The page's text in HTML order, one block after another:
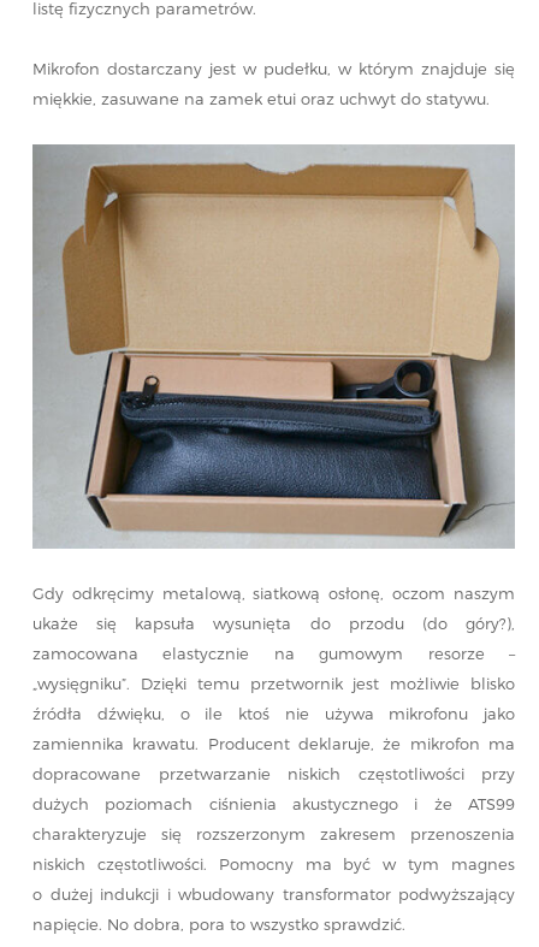
listę fizycznych parametrów.
Mikrofon dostarczany jest w pudełku, w którym znajduje się
miękkie, zasuwane na zamek etui oraz uchwyt do statywu.
Gdy odkręcimy metalową, siatkową osłonę, oczom naszym
ukaże się kapsuła wysunięta do przodu (do góry?),
zamocowana elastycznie na gumowym resorze –
„wysięgniku”. Dzięki temu przetwornik jest możliwie blisko
źródła dźwięku, o ile ktoś nie używa mikrofonu jako
zamiennika krawatu. Producent deklaruje, że mikrofon ma
dopracowane przetwarzanie niskich częstotliwości przy
dużych poziomach ciśnienia akustycznego i że ATS99
charakteryzuje się rozszerzonym zakresem przenoszenia
niskich częstotliwości. Pomocny ma być w tym magnes
o dużej indukcji i wbudowany transformator podwyższający
napięcie. No dobra, pora to wszystko sprawdzić.